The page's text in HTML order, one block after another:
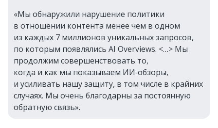
«Мы обнаружили нарушение политики
в отношении контента менее чем в одном
из каждых 7 миллионов уникальных запросов,
по которым появлялись AI Overviews. <…> Мы
продолжим совершенствовать то,
когда и как мы показываем ИИ‑обзоры,
и усиливать нашу защиту, в том числе в крайних
случаях. Мы очень благодарны за постоянную
обратную связь».